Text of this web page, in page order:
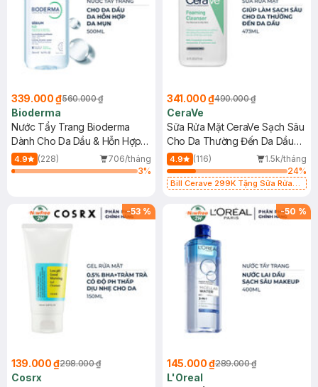
339.000 ₫560.000 ₫
Bioderma
Nước Tẩy Trang Bioderma
Dành Cho Da Dầu & Hỗn Hợp
500ml
4.9 (228)
706/tháng
3%
341.000 ₫490.000 ₫
CeraVe
Sữa Rửa Mặt CeraVe Sạch Sâu
Cho Da Thường Đến Da Dầu
473ml
4.9 (116)
1.5k/tháng
24%
Bill Cerave 299K Tặng Sữa Rửa
-53 %
139.000 ₫298.000 ₫
Cosrx
-50 %
145.000 ₫289.000 ₫
L'Oreal